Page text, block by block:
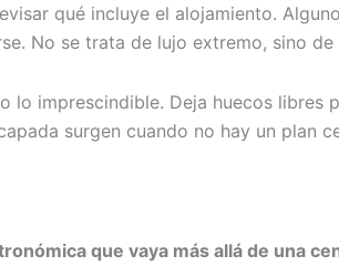
qué incluye el alojamiento.
No se trata de lujo extremo, sino
lo imprescindible. Deja huecos libres
surgen cuando no hay un plan
que vaya más allá de una